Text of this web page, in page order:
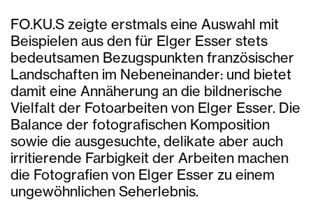
FO.KU.S zeigte erstmals eine Auswahl mit
Beispielen aus den für Elger Esser stets
bedeutsamen Bezugspunkten französischer
Landschaften im Nebeneinander: und bietet
damit eine Annäherung an die bildnerische
Vielfalt der Fotoarbeiten von Elger Esser. Die
Balance der fotografischen Komposition
sowie die ausgesuchte, delikate aber auch
irritierende Farbigkeit der Arbeiten machen
die Fotografien von Elger Esser zu einem
ungewöhnlichen Seherlebnis.